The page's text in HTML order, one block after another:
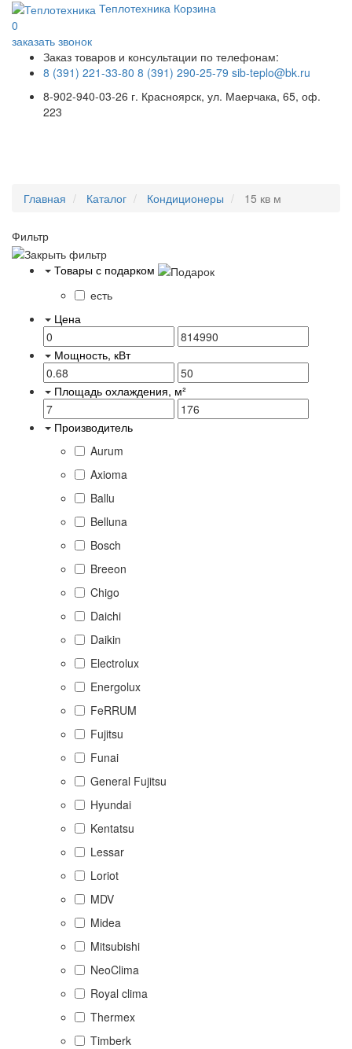
Теплотехника Корзина
0
заказать звонок
Заказ товаров и консультации по телефонам:
8 (391) 221-33-80 8 (391) 290-25-79 sib-teplo@bk.ru
8-902-940-03-26 г. Красноярск, ул. Маерчака, 65, оф.
223
Главная Каталог Кондиционеры 15 кв м
Фильтр
Товары с подарком
есть
Цена
Мощность, кВт
Площадь охлаждения, м²
Производитель
Aurum
Axioma
Ballu
Belluna
Bosch
Breeon
Chigo
Daichi
Daikin
Electrolux
Energolux
FeRRUM
Fujitsu
Funai
General Fujitsu
Hyundai
Kentatsu
Lessar
Loriot
MDV
Midea
Mitsubishi
NeoClima
Royal clima
Thermex
Timberk